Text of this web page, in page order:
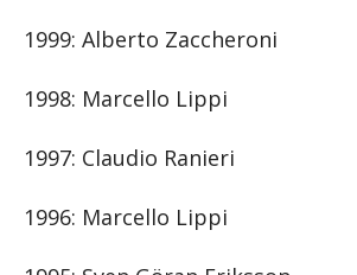
1999: Alberto Zaccheroni
1998: Marcello Lippi
1997: Claudio Ranieri
1996: Marcello Lippi